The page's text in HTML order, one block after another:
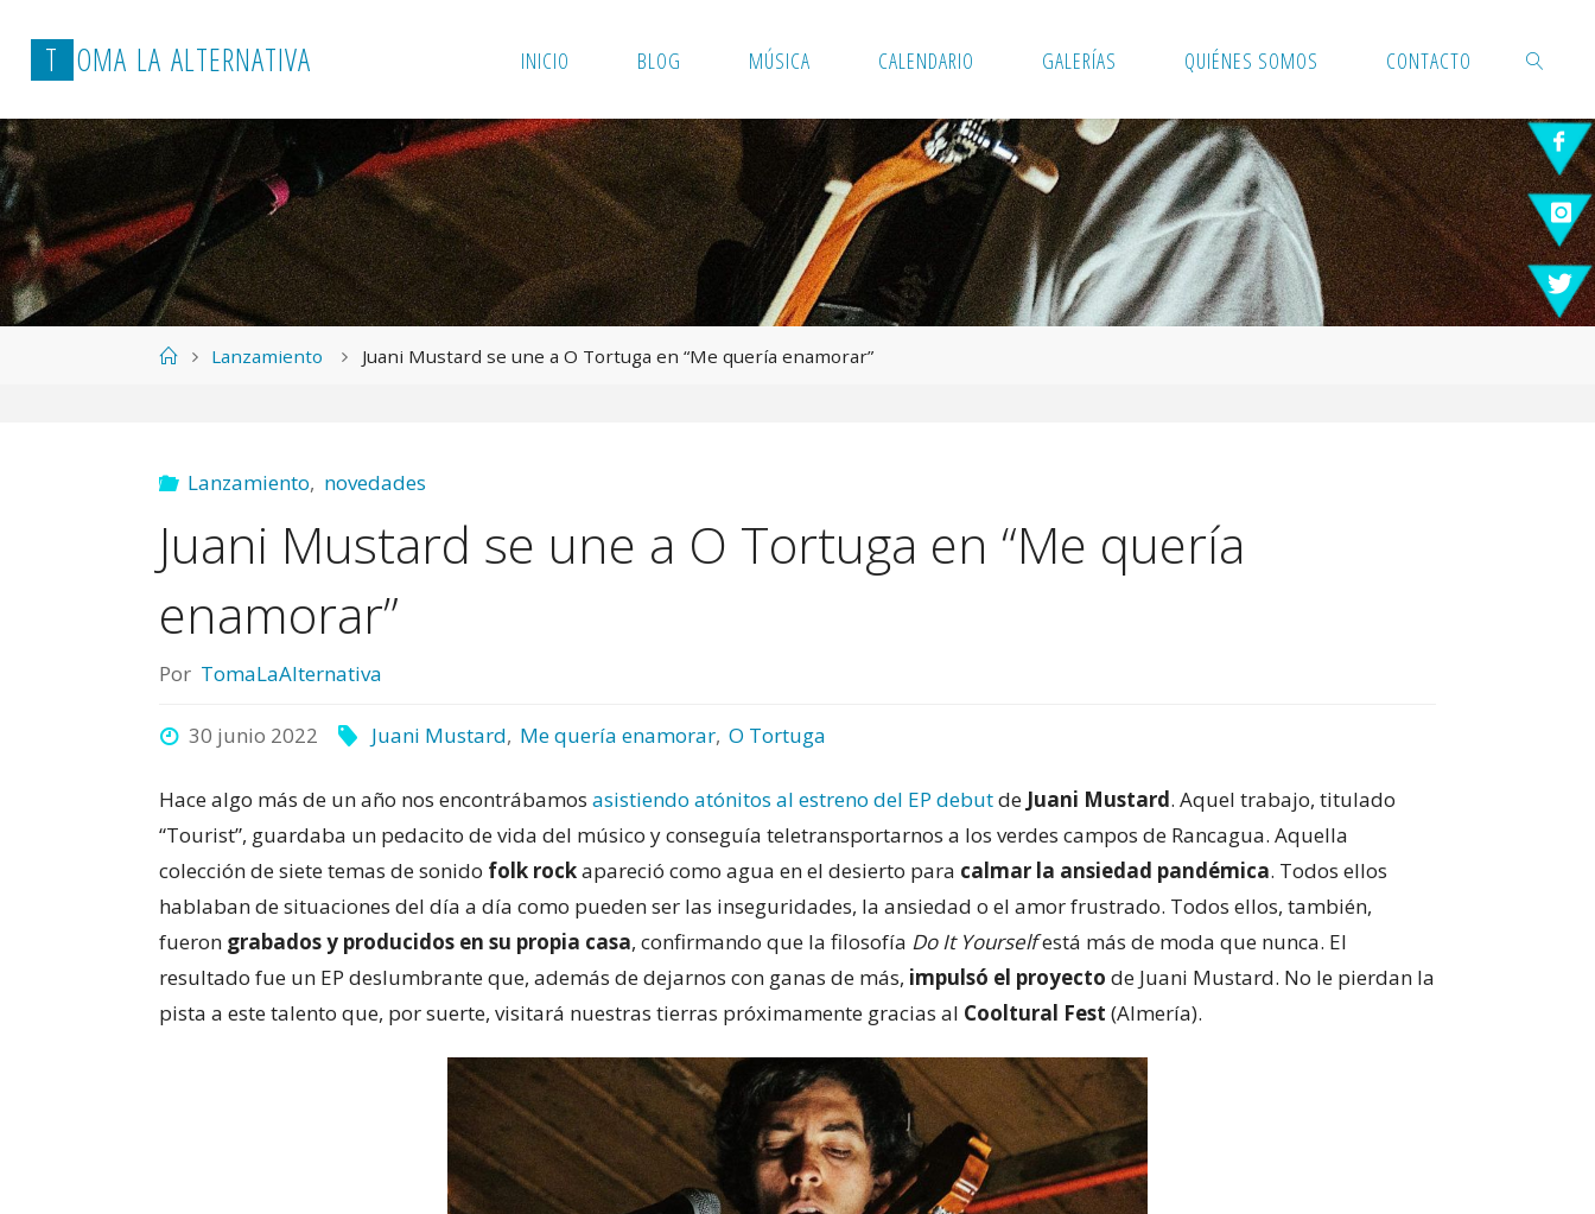
T OMA LA ALTERNATIVA INICIO BLOG MÚSICA CALENDARIO GALERÍAS QUIÉNES SOMOS CONTACTO
BUSCAR
PáginaLanzamiento Juani Mustard se une a O Tortuga en “Me quería enamorar”
Lanzamiento, novedades
Juani Mustard se une a O Tortuga en “Me quería
enamorar”
Por TomaLaAlternativa
30 junio 2022 Juani Mustard, Me quería enamorar, O Tortuga
Hace algo más de un año nos encontrábamosasistiendo atónitos al estreno del EP debutde Juani Mustard. Aquel trabajo, titulado
“Tourist”, guardaba un pedacito de vida del músico y conseguía teletransportarnos a los verdes campos de Rancagua. Aquella
colección de siete temas de sonido folk rockapareció como agua en el desierto para calmar la ansiedad pandémica. Todos ellos
hablaban de situaciones del día a día como pueden ser las inseguridades, la ansiedad o el amor frustrado. Todos ellos, también,
fueron grabados y producidos en su propia casa, confirmando que la filosofía Do It Yourselfestá más de moda que nunca. El
resultado fue un EP deslumbrante que, además de dejarnos con ganas de más, impulsó el proyecto de Juani Mustard. No le pierdan la
pista a este talento que, por suerte, visitará nuestras tierras próximamente gracias al Cooltural Fest(Almería).